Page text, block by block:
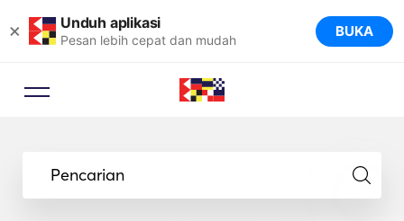
× Unduh aplikasi
Pesan lebih cepat dan mudah BUKA
Pencarian